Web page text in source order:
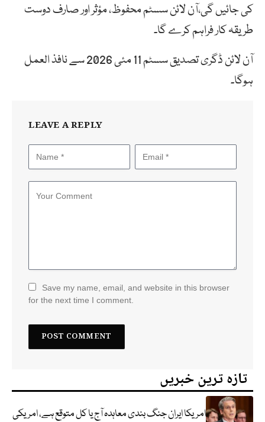
کی جائیں گی،آن لائن سسٹم محفوظ، مؤثر اور صارف دوست
طریقہ کار فراہم کرے گا۔
آن لائن ڈگری تصدیق سسٹم 11 مئی 2026 سے نافذ العمل
ہوگا۔
LEAVE A REPLY
Save my name, email, and website in this browser
for the next time I comment.
تازہ ترین خبریں
امریکا ایران جنگ بندی معاہدہ آج یا کل متوقع ہے، امریکی